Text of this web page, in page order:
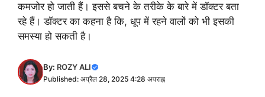
कमजोर हो जाती हैं। इससे बचने के तरीके के बारे में डॉक्टर बता
रहे हैं। डॉक्टर का कहना है कि, धूप में रहने वालों को भी इसकी
समस्या हो सकती है।
By: ROZY ALI
Published: अप्रैल 28, 2025 4:28 अपराह्न